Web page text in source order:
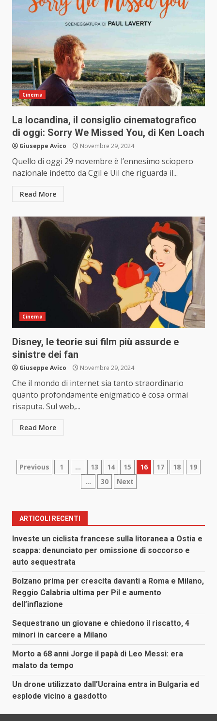
Cinema
La locandina, il consiglio cinematografico
di oggi: Sorry We Missed You, di Ken Loach
Giuseppe Avico Novembre 29, 2024
Quello di oggi 29 novembre è l’ennesimo sciopero
nazionale indetto da Cgil e Uil che riguarda il...
Read More
Cinema
Disney, le teorie sui film più assurde e
sinistre dei fan
Giuseppe Avico Novembre 29, 2024
Che il mondo di internet sia tanto straordinario
quanto profondamente enigmatico è cosa ormai
risaputa. Sul web,...
Read More
Paginazione
articoli
Previous 1 … 13 14 15 16 17 18
19
…
30 Next
ARTICOLI RECENTI
Investe un ciclista francese sulla litoranea a Ostia e
scappa: denunciato per omissione di soccorso e
auto sequestrata
Bolzano prima per crescita davanti a Roma e Milano,
Reggio Calabria ultima per Pil e aumento
dell’inflazione
Sequestrano un giovane e chiedono il riscatto, 4
minori in carcere a Milano
Morto a 68 anni Jorge il papà di Leo Messi: era
malato da tempo
Un drone utilizzato dall’Ucraina entra in Bulgaria ed
esplode vicino a gasdotto